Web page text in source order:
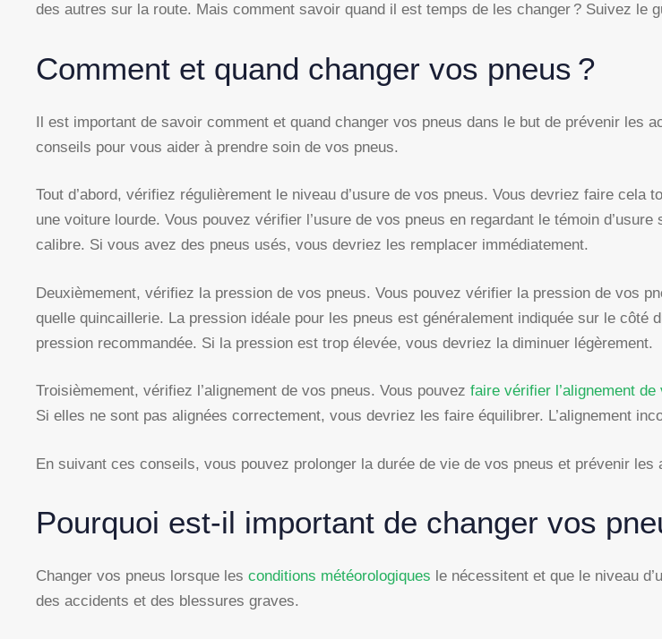
des autres sur la route. Mais comment savoir quand il est temps de les changer ? Suivez le
Comment et quand changer vos pneus ?
Il est important de savoir comment et quand changer vos pneus dans le but de prévenir les
conseils pour vous aider à prendre soin de vos pneus.
Tout d’abord, vérifiez régulièrement le niveau d’usure de vos pneus. Vous devriez faire
une voiture lourde. Vous pouvez vérifier l’usure de vos pneus en regardant le témoin
calibre. Si vous avez des pneus usés, vous devriez les remplacer immédiatement.
Deuxièmement, vérifiez la pression de vos pneus. Vous pouvez vérifier la pression de vos
quelle quincaillerie. La pression idéale pour les pneus est généralement indiquée sur le
pression recommandée. Si la pression est trop élevée, vous devriez la diminuer légèrement.
Troisièmement, vérifiez l’alignement de vos pneus. Vous pouvez faire vérifier l’alignement
Si elles ne sont pas alignées correctement, vous devriez les faire équilibrer. L’alignement
En suivant ces conseils, vous pouvez prolonger la durée de vie de vos pneus et prévenir les
Pourquoi est-il important de changer vos
Changer vos pneus lorsque les conditions météorologiques le nécessitent et que le niveau
des accidents et des blessures graves.